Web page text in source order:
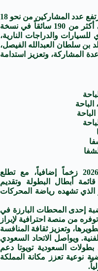
وقد شهدت البطولة تطوراً لافتاً، حيث ارتفع عدد المشاركين من نحو 18
سائقاً في نسختها الأولى عام 2017 إلى أكثر من 190 سائقاً في نسخة
للسيارات والدراجات النارية،
بن سلطان العبدالله الفيصل،
المشاركة، وتعزيز استدامة
ويمنح هذا السجل التنافسي نسخة 2026 زخماً إضافياً، مع تطلع
أبطال البطولة وتقديم
تشهده رياضة المحركات
إحدى المحطات البارزة في
من منصة احترافية لإبراز
وتعزيز ثقافة المنافسة
ويواصل الاتحاد السعودي
السعودية تويوتا دعم
نوعية تعزز مكانة المملكة